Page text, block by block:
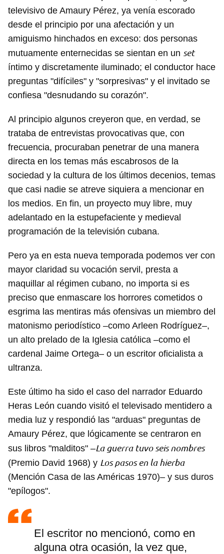
televisivo de Amaury Pérez, ya venía escorado
desde el principio por una afectación y un
amiguismo hinchados en exceso: dos personas
mutuamente enternecidas se sientan en un set
íntimo y discretamente iluminado; el conductor hace
preguntas "difíciles" y "sorpresivas" y el invitado se
confiesa "desnudando su corazón".
Al principio algunos creyeron que, en verdad, se
trataba de entrevistas provocativas que, con
frecuencia, procuraban penetrar de una manera
directa en los temas más escabrosos de la
sociedad y la cultura de los últimos decenios, temas
que casi nadie se atreve siquiera a mencionar en
los medios. En fin, un proyecto muy libre, muy
adelantado en la estupefaciente y medieval
programación de la televisión cubana.
Pero ya en esta nueva temporada podemos ver con
mayor claridad su vocación servil, presta a
maquillar al régimen cubano, no importa si es
preciso que enmascare los horrores cometidos o
esgrima las mentiras más ofensivas un miembro del
matonismo periodístico –como Arleen Rodríguez–,
un alto prelado de la Iglesia católica –como el
cardenal Jaime Ortega– o un escritor oficialista a
ultranza.
Este último ha sido el caso del narrador Eduardo
Heras León cuando visitó el televisado mentidero a
media luz y respondió las "arduas" preguntas de
Amaury Pérez, que lógicamente se centraron en
sus libros "malditos" –La guerra tuvo seis nombres
(Premio David 1968) y Los pasos en la hierba
(Mención Casa de las Américas 1970)– y sus duros
"epílogos".
El escritor no mencionó, como en
alguna otra ocasión, la vez que,